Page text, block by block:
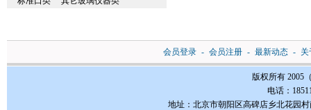
会员登录 - 会员注册 - 最新动态 - 关
版权所有 2005
电话：
地址：北京市朝阳区高碑店乡北花园村